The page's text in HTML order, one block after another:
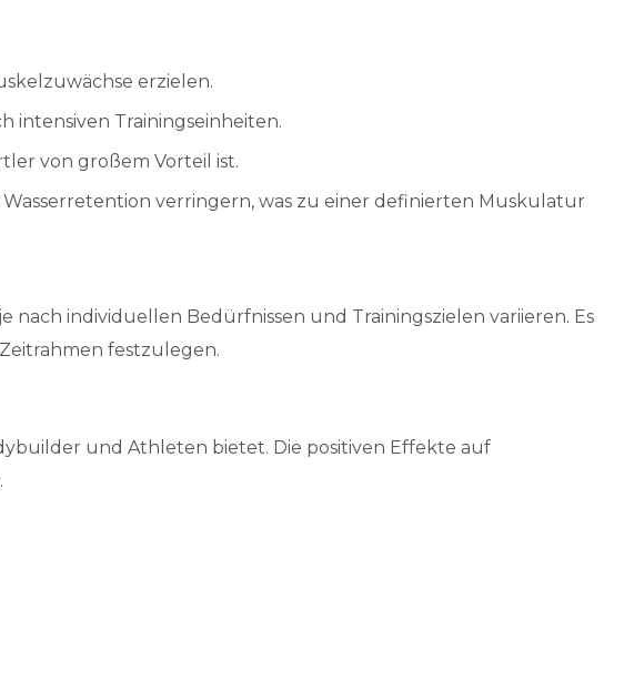
erzielen.
intensiven Trainingseinheiten.
von großem Vorteil ist.
verringern, was zu einer definierten Muskulatur
individuellen Bedürfnissen und Trainingszielen variieren. Es
festzulegen.
und Athleten bietet. Die positiven Effekte auf